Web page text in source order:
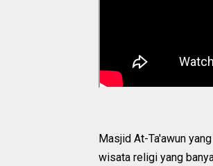
Masjid At-Ta'awun
wisata religi yang